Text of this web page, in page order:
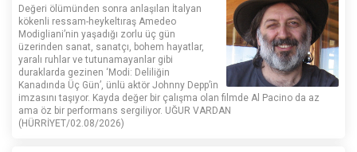
Değeri ölümünden sonra anlaşılan İtalyan
kökenli ressam-heykeltıraş Amedeo
Modigliani’nin yaşadığı zorlu üç gün
üzerinden sanat, sanatçı, bohem hayatlar,
yaralı ruhlar ve tutunamayanlar gibi
duraklarda gezinen ‘Modi: Deliliğin
Kanadında Üç Gün’, ünlü aktör Johnny Depp’in
imzasını taşıyor. Kayda değer bir çalışma olan filmde Al Pacino da az
ama öz bir performans sergiliyor. UĞUR VARDAN
(HÜRRİYET/02.08/2026)